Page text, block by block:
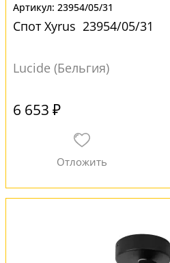
23954/05/31
Спот Xyrus 23954/05/31
Lucide (Бельгия)
6 653 ₽